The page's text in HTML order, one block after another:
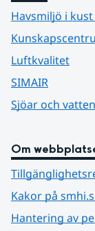
Havsmiljö i
Luftkvalitet
SIMAIR
Sjöar och
Om
Kakor på
Hantering av